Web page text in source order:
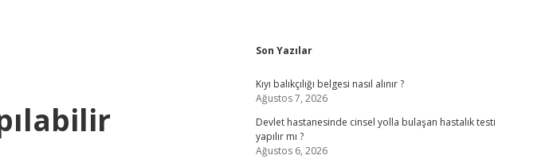
Sidebar
Son Yazılar
Kıyı balıkçılığı belgesi nasıl alınır ?
Ağustos 7, 2026
Devlet hastanesinde cinsel yolla bulaşan hastalık testi
yapılır mı ?
Ağustos 6, 2026